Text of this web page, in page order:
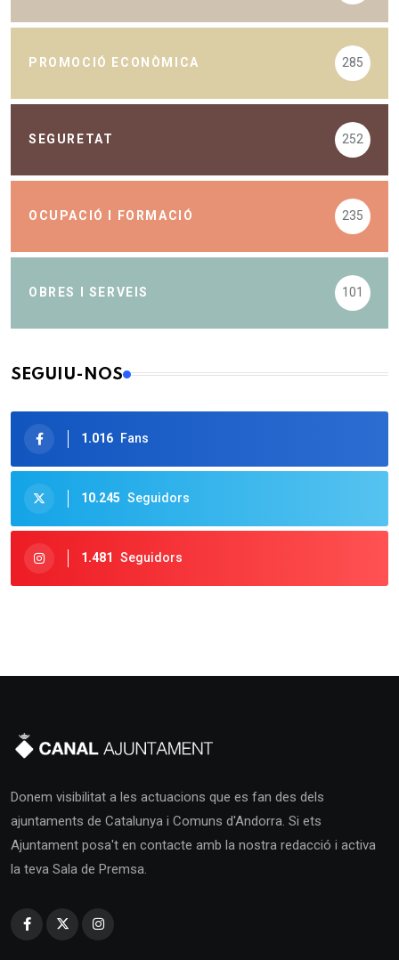
PROMOCIÓ ECONÒMICA 285
SEGURETAT 252
OCUPACIÓ I FORMACIÓ 235
OBRES I SERVEIS 101
SEGUIU-NOS
1.016 Fans
10.245 Seguidors
1.481 Seguidors
Donem visibilitat a les actuacions que es fan des dels
ajuntaments de Catalunya i Comuns d'Andorra. Si ets
Ajuntament posa't en contacte amb la nostra redacció i activa
la teva Sala de Premsa.